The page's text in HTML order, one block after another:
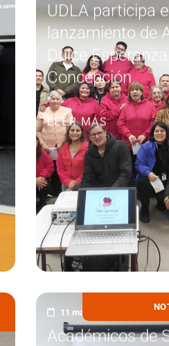
UDLA participa
lanzamiento de
Dulce
Concepción
LEER MÁS
11 mayo, 2026
Académicos de